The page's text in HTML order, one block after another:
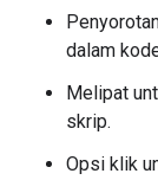
dalam
Melipat
skrip.
Opsi klik